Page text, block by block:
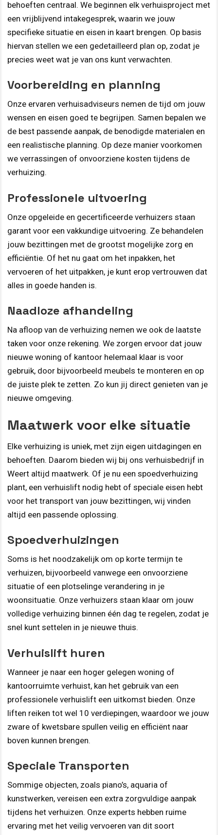
behoeften centraal. We beginnen elk verhuisproject met
een vrijblijvend intakegesprek, waarin we jouw
specifieke situatie en eisen in kaart brengen. Op basis
hiervan stellen we een gedetailleerd plan op, zodat je
precies weet wat je van ons kunt verwachten.
Voorbereiding en planning
Onze ervaren verhuisadviseurs nemen de tijd om jouw
wensen en eisen goed te begrijpen. Samen bepalen we
de best passende aanpak, de benodigde materialen en
een realistische planning. Op deze manier voorkomen
we verrassingen of onvoorziene kosten tijdens de
verhuizing.
Professionele uitvoering
Onze opgeleide en gecertificeerde verhuizers staan
garant voor een vakkundige uitvoering. Ze behandelen
jouw bezittingen met de grootst mogelijke zorg en
efficiëntie. Of het nu gaat om het inpakken, het
vervoeren of het uitpakken, je kunt erop vertrouwen dat
alles in goede handen is.
Naadloze afhandeling
Na afloop van de verhuizing nemen we ook de laatste
taken voor onze rekening. We zorgen ervoor dat jouw
nieuwe woning of kantoor helemaal klaar is voor
gebruik, door bijvoorbeeld meubels te monteren en op
de juiste plek te zetten. Zo kun jij direct genieten van je
nieuwe omgeving.
Maatwerk voor elke situatie
Elke verhuizing is uniek, met zijn eigen uitdagingen en
behoeften. Daarom bieden wij bij ons verhuisbedrijf in
Weert altijd maatwerk. Of je nu een spoedverhuizing
plant, een verhuislift nodig hebt of speciale eisen hebt
voor het transport van jouw bezittingen, wij vinden
altijd een passende oplossing.
Spoedverhuizingen
Soms is het noodzakelijk om op korte termijn te
verhuizen, bijvoorbeeld vanwege een onvoorziene
situatie of een plotselinge verandering in je
woonsituatie. Onze verhuizers staan klaar om jouw
volledige verhuizing binnen één dag te regelen, zodat je
snel kunt settelen in je nieuwe thuis.
Verhuislift huren
Wanneer je naar een hoger gelegen woning of
kantoorruimte verhuist, kan het gebruik van een
professionele verhuislift een uitkomst bieden. Onze
liften reiken tot wel 10 verdiepingen, waardoor we jouw
zware of kwetsbare spullen veilig en efficiënt naar
boven kunnen brengen.
Speciale Transporten
Sommige objecten, zoals piano’s, aquaria of
kunstwerken, vereisen een extra zorgvuldige aanpak
tijdens het verhuizen. Onze experts hebben ruime
ervaring met het veilig vervoeren van dit soort